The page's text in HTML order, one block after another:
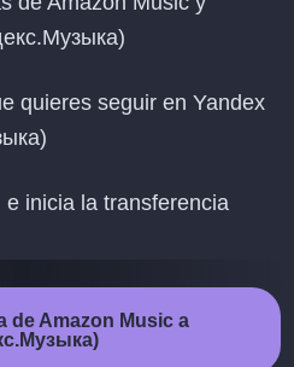
quieres seguir en Yandex
inicia la transferencia
de Amazon Music a